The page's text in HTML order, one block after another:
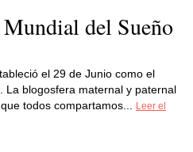
del Sueño
el 29 de Junio como el
La blogosfera maternal y paternal
todos compartamos...
Leer el